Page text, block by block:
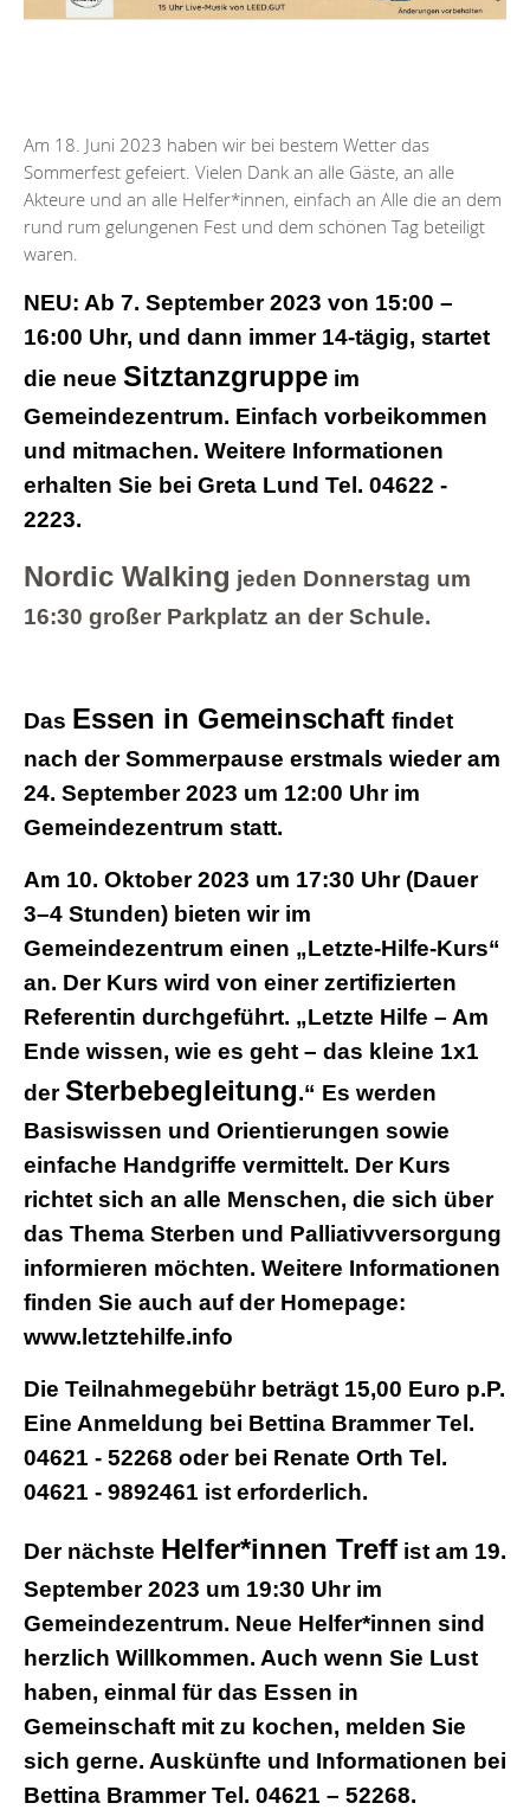
Am 18. Juni 2023 haben wir bei bestem Wetter das
Sommerfest gefeiert. Vielen Dank an alle Gäste, an alle
Akteure und an alle Helfer*innen, einfach an Alle die an dem
rund rum gelungenen Fest und dem schönen Tag beteiligt
waren.
NEU: Ab 7. September 2023 von 15:00 –
16:00 Uhr, und dann immer 14-tägig, startet
die neue Sitztanzgruppe im
Gemeindezentrum. Einfach vorbeikommen
und mitmachen. Weitere Informationen
erhalten Sie bei Greta Lund Tel. 04622 -
2223.
Nordic Walking jeden Donnerstag um
16:30 großer Parkplatz an der Schule.
Das Essen in Gemeinschaft findet
nach der Sommerpause erstmals wieder am
24. September 2023 um 12:00 Uhr im
Gemeindezentrum statt.
Am 10. Oktober 2023 um 17:30 Uhr (Dauer
3–4 Stunden) bieten wir im
Gemeindezentrum einen „Letzte-Hilfe-Kurs“
an. Der Kurs wird von einer zertifizierten
Referentin durchgeführt. „Letzte Hilfe – Am
Ende wissen, wie es geht – das kleine 1x1
derSterbebegleitung.“ Es werden
Basiswissen und Orientierungen sowie
einfache Handgriffe vermittelt. Der Kurs
richtet sich an alle Menschen, die sich über
das Thema Sterben und Palliativversorgung
informieren möchten. Weitere Informationen
finden Sie auch auf der Homepage:
www.letztehilfe.info
Die Teilnahmegebühr beträgt 15,00 Euro p.P.
Eine Anmeldung bei Bettina Brammer Tel.
04621 - 52268 oder bei Renate Orth Tel.
04621 - 9892461 ist erforderlich.
Der nächste Helfer*innen Treff ist am 19.
September 2023 um 19:30 Uhr im
Gemeindezentrum. Neue Helfer*innen sind
herzlich Willkommen. Auch wenn Sie Lust
haben, einmal für das Essen in
Gemeinschaft mit zu kochen, melden Sie
sich gerne. Auskünfte und Informationen bei
Bettina Brammer Tel. 04621 – 52268.